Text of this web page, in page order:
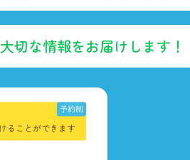
大切な情報をお届けします！